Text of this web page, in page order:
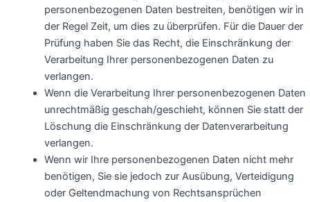
personenbezogenen Daten bestreiten, benötigen wir in
der Regel Zeit, um dies zu überprüfen. Für die Dauer der
Prüfung haben Sie das Recht, die Einschränkung der
Verarbeitung Ihrer personenbezogenen Daten zu
verlangen.
Wenn die Verarbeitung Ihrer personenbezogenen Daten
unrechtmäßig geschah/geschieht, können Sie statt der
Löschung die Einschränkung der Datenverarbeitung
verlangen.
Wenn wir Ihre personenbezogenen Daten nicht mehr
benötigen, Sie sie jedoch zur Ausübung, Verteidigung
oder Geltendmachung von Rechtsansprüchen